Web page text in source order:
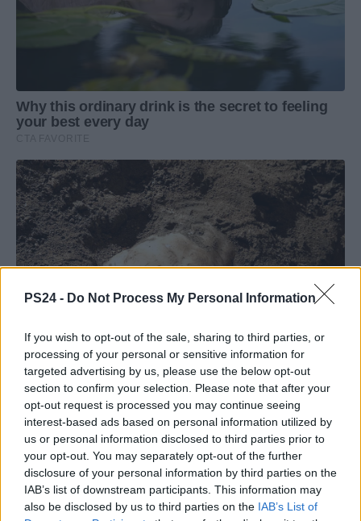
PS24 - Do Not Process My Personal Information
If you wish to opt-out of the sale, sharing to third parties, or
processing of your personal or sensitive information for
targeted advertising by us, please use the below opt-out
section to confirm your selection. Please note that after your
opt-out request is processed you may continue seeing
interest-based ads based on personal information utilized by
us or personal information disclosed to third parties prior to
your opt-out. You may separately opt-out of the further
disclosure of your personal information by third parties on the
IAB’s list of downstream participants. This information may
also be disclosed by us to third parties on the IAB’s List of